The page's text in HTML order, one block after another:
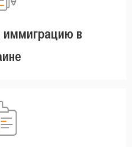
иммиграцию в